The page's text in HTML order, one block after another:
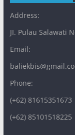
Address:
JI. Pulau Salawati
Email:
Phone:
(+62) 81615351673
(+62) 85101518225